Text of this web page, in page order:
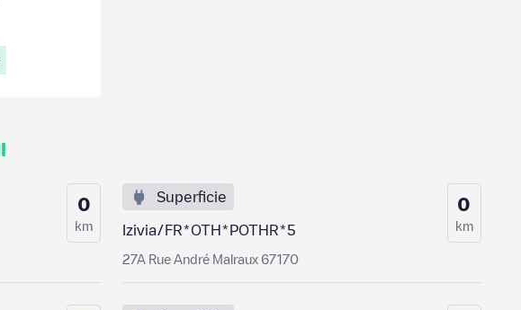
0
km
Superficie
Izivia/FR*OTH*POTHR*5
27A Rue André Malraux 67170
0
km